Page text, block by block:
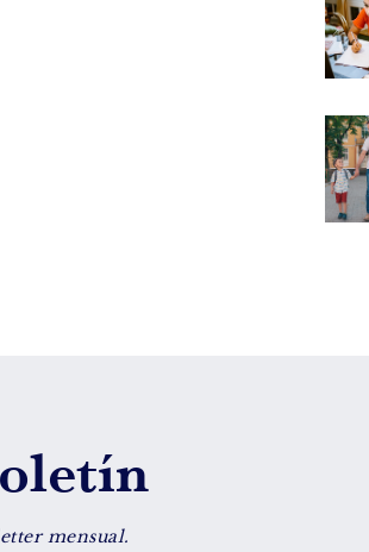
mensual.